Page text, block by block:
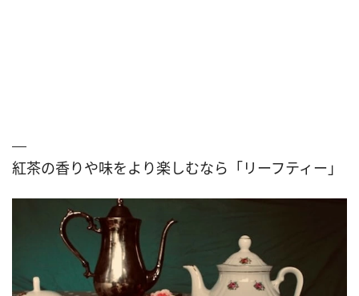
紅茶の香りや味をより楽しむなら「リーフティー」